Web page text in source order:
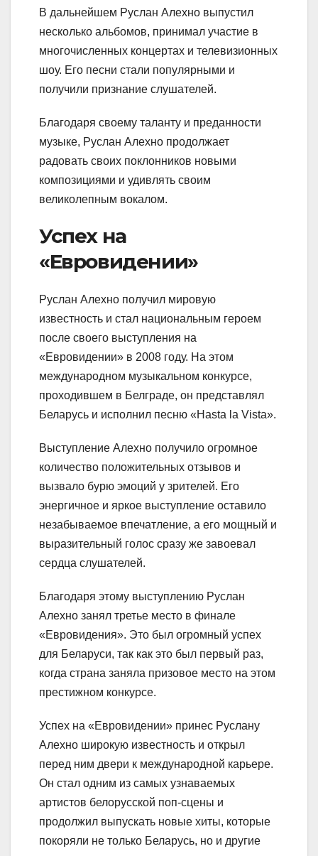
В дальнейшем Руслан Алехно выпустил
несколько альбомов, принимал участие в
многочисленных концертах и телевизионных
шоу. Его песни стали популярными и
получили признание слушателей.
Благодаря своему таланту и преданности
музыке, Руслан Алехно продолжает
радовать своих поклонников новыми
композициями и удивлять своим
великолепным вокалом.
Успех на
«Евровидении»
Руслан Алехно получил мировую
известность и стал национальным героем
после своего выступления на
«Евровидении» в 2008 году. На этом
международном музыкальном конкурсе,
проходившем в Белграде, он представлял
Беларусь и исполнил песню «Hasta la Vista».
Выступление Алехно получило огромное
количество положительных отзывов и
вызвало бурю эмоций у зрителей. Его
энергичное и яркое выступление оставило
незабываемое впечатление, а его мощный и
выразительный голос сразу же завоевал
сердца слушателей.
Благодаря этому выступлению Руслан
Алехно занял третье место в финале
«Евровидения». Это был огромный успех
для Беларуси, так как это был первый раз,
когда страна заняла призовое место на этом
престижном конкурсе.
Успех на «Евровидении» принес Руслану
Алехно широкую известность и открыл
перед ним двери к международной карьере.
Он стал одним из самых узнаваемых
артистов белорусской поп-сцены и
продолжил выпускать новые хиты, которые
покоряли не только Беларусь, но и другие